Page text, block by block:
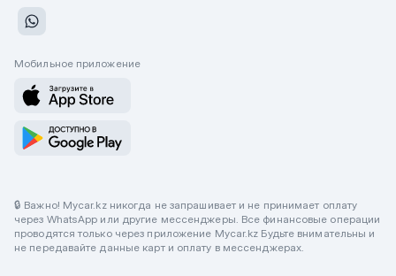
Мобильное приложение
🔒 Важно! Mycar.kz никогда не запрашивает и не принимает оплату
через WhatsApp или другие мессенджеры. Все финансовые операции
проводятся только через приложение Mycar.kz Будьте внимательны и
не передавайте данные карт и оплату в мессенджерах.